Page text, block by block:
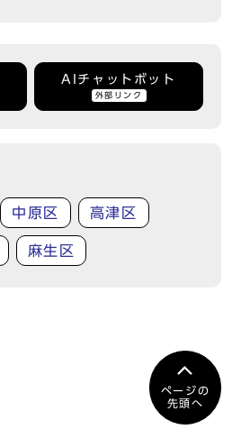
AIチャットボット
外部リンク
中原区 高津区
麻生区
ページの
先頭へ